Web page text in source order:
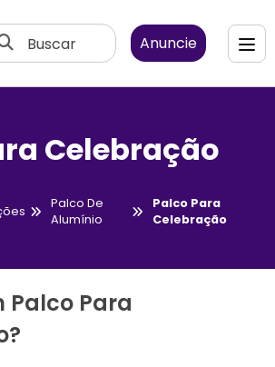
Buscar Anuncie
Celebração
Palco De
Alumínio
Palco Para
Celebração
Palco Para